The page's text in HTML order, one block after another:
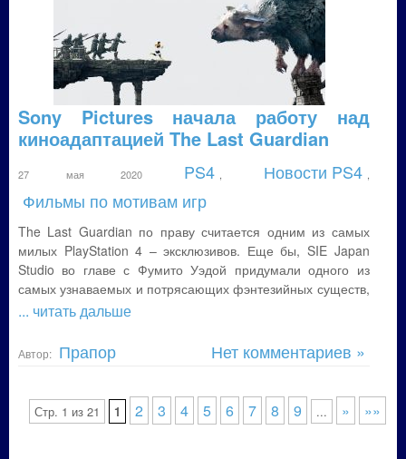
Sony Pictures начала работу над
киноадаптацией The Last Guardian
27 мая 2020 PS4 Новости PS4
Фильмы по мотивам игр
The Last Guardian по праву считается одним из самых
милых PlayStation 4 – эксклюзивов. Еще бы, SIE Japan
Studio во главе с Фумито Уэдой придумали одного из
самых узнаваемых и потрясающих фэнтезийных существ,
... читать дальше
Автор: Прапор Нет комментариев »
Стр. 1 из 21 1 2 3 4 5 6 7 8 9 ... » »»